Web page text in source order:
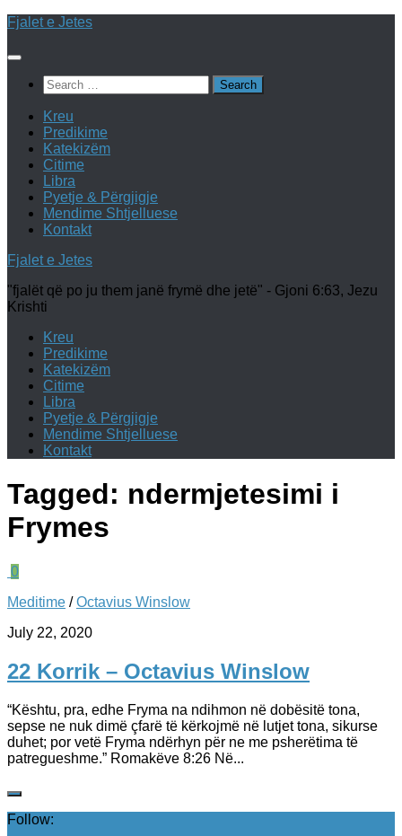
Skip
content
Fjalet e Jetes
Search
for:
Kreu
Predikime
Katekizëm
Citime
Libra
Pyetje & Përgjigje
Mendime Shtjelluese
Kontakt
Fjalet e Jetes
"fjalët që po ju them janë frymë dhe jetë" - Gjoni 6:63, Jezu
Krishti
Kreu
Predikime
Katekizëm
Citime
Libra
Pyetje & Përgjigje
Mendime Shtjelluese
Kontakt
Tagged: ndermjetesimi i
Frymes
0
Meditime /Octavius Winslow
July 22, 2020
22 Korrik – Octavius Winslow
“Kështu, pra, edhe Fryma na ndihmon në dobësitë tona,
sepse ne nuk dimë çfarë të kërkojmë në lutjet tona, sikurse
duhet; por vetë Fryma ndërhyn për ne me psherëtima të
patregueshme.” Romakëve 8:26 Në...
Follow: